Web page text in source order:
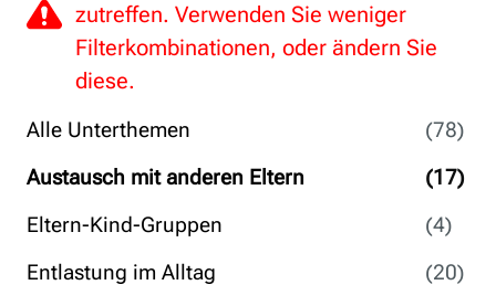
Alle Unterthemen
(78)
Austausch mit anderen Eltern
(17)
Eltern-Kind-Gruppen
(4)
Entlastung im Alltag
(20)
zutreffen. Verwenden Sie weniger
Filterkombinationen, oder ändern Sie
diese.